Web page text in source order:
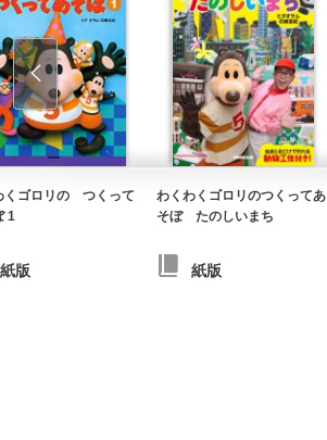
くゴロリの つくって
1
紙版
わくわくゴロリのつくってあ
そぼ たのしいまち
紙版